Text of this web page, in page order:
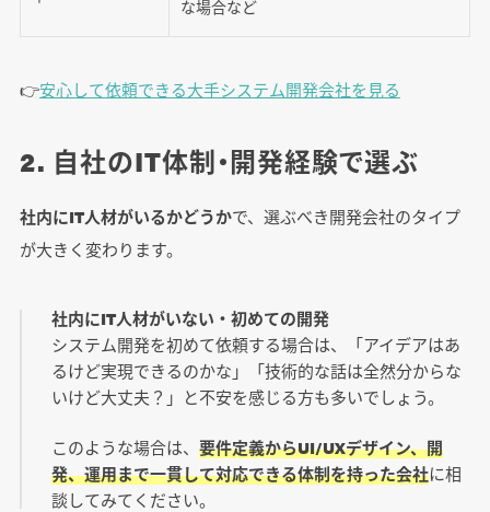
な場合など
👉️安心して依頼できる大手システム開発会社を見る
2. 自社のIT体制・開発経験で選ぶ
社内にIT人材がいるかどうかで、選ぶべき開発会社のタイプ
が大きく変わります。
社内にIT人材がいない・初めての開発
システム開発を初めて依頼する場合は、「アイデアはあ
るけど実現できるのかな」「技術的な話は全然分からな
いけど大丈夫？」と不安を感じる方も多いでしょう。
このような場合は、要件定義からUI/UXデザイン、開
発、運用まで一貫して対応できる体制を持った会社に相
談してみてください。